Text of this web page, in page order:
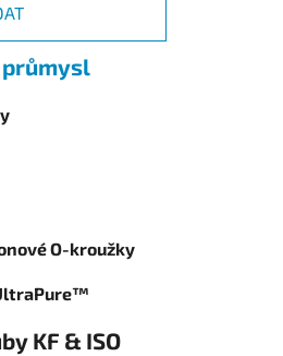
průmysl
O-kroužky
KF & ISO